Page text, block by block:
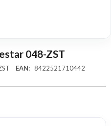
048-ZST
EAN: 8422521710442